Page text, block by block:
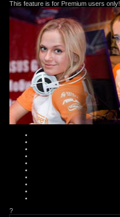
This feature is for Premium users only!
?